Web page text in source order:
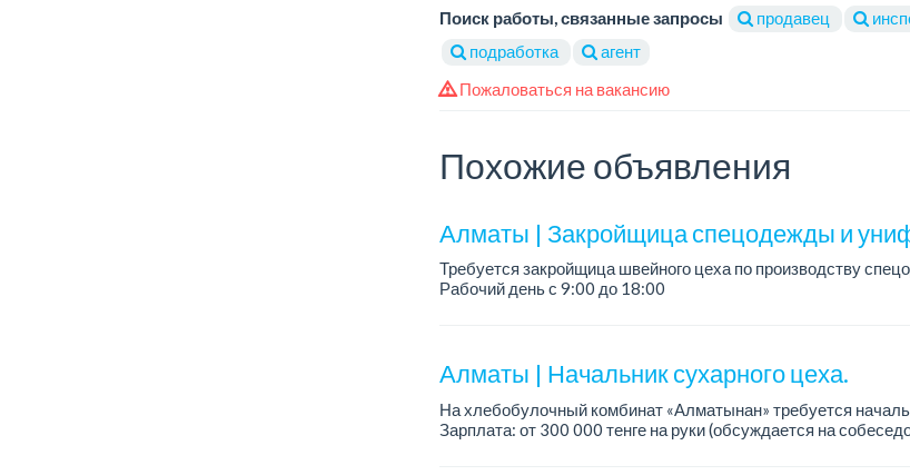
Поиск работы, связанные запросы
продавец
подработка
агент
Пожаловаться на вакансию
Похожие объявления
Алматы | Закройщица спецодежды и
Требуется закройщица швейного цеха по производству
Рабочий день с 9:00 до 18:00
Алматы | Начальник сухарного цеха.
На хлебобулочный комбинат «Алматынан» требуется
Зарплата: от 300 000 тенге на руки (обсуждается на